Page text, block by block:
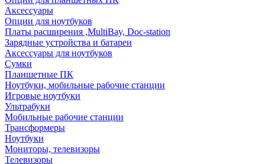
Аксессуары
Опции для ноутбуков
Платы расширения ,MultiBay, Doc-station
Зарядные устройства и батареи
Аксессуары для ноутбуков
Сумки
Планшетные ПК
Ноутбуки, мобильные рабочие станции
Игровые ноутбуки
Ультрабуки
Мобильные рабочие станции
Трансформеры
Ноутбуки
Мониторы, телевизоры
Телевизоры